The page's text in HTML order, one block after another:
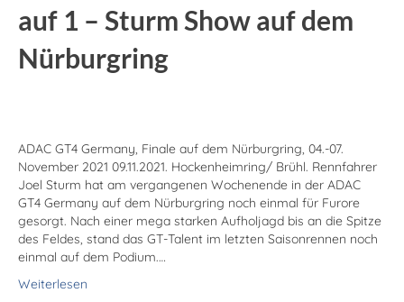
auf 1 – Sturm Show auf dem
Nürburgring
ADAC GT4 Germany, Finale auf dem Nürburgring, 04.-07.
November 2021 09.11.2021. Hockenheimring/ Brühl. Rennfahrer
Joel Sturm hat am vergangenen Wochenende in der ADAC
GT4 Germany auf dem Nürburgring noch einmal für Furore
gesorgt. Nach einer mega starken Aufholjagd bis an die Spitze
des Feldes, stand das GT-Talent im letzten Saisonrennen noch
einmal auf dem Podium.…
Weiterlesen